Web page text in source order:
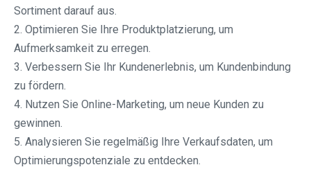
Sortiment darauf aus.
2. Optimieren Sie Ihre Produktplatzierung, um
Aufmerksamkeit zu erregen.
3. Verbessern Sie Ihr Kundenerlebnis, um Kundenbindung
zu fördern.
4. Nutzen Sie Online-Marketing, um neue Kunden zu
gewinnen.
5. Analysieren Sie regelmäßig Ihre Verkaufsdaten, um
Optimierungspotenziale zu entdecken.